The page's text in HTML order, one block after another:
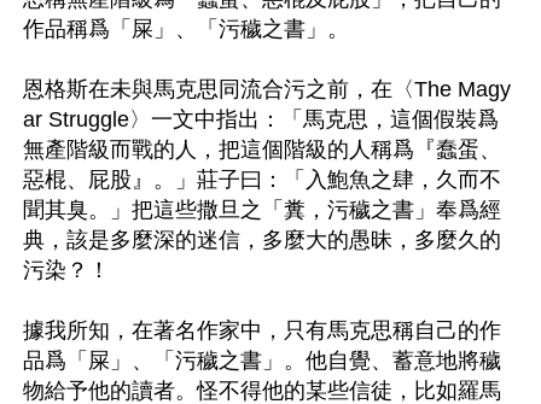
作品稱爲「屎」、「污穢之書」。
恩格斯在未與馬克思同流合污之前，在〈The Magy
ar Struggle〉一文中指出：「馬克思，這個假裝爲
無產階級而戰的人，把這個階級的人稱爲『蠢蛋、
惡棍、屁股』。」莊子曰：「入鮑魚之肆，久而不
聞其臭。」把這些撒旦之「糞，污穢之書」奉爲經
典，該是多麼深的迷信，多麼大的愚昧，多麼久的
污染？！
據我所知，在著名作家中，只有馬克思稱自己的作
品爲「屎」、「污穢之書」。他自覺、蓄意地將穢
物給予他的讀者。怪不得他的某些信徒，比如羅馬